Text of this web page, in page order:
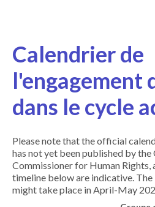
Calendrier de
l'engagement
dans le cycle
Please note that the official
has not yet been published by
Commissioner for Human Rights,
timeline below are indicative.
might take place in April-May